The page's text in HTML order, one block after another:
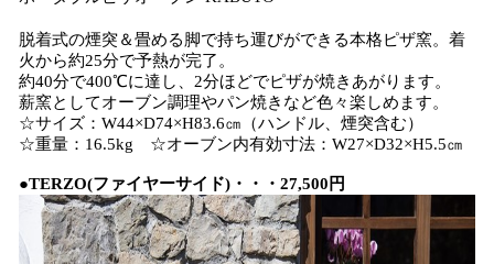
脱着式の煙突＆畳める脚で持ち運びができる本格ピザ窯。着
火から約25分で予熱が完了。
約40分で400℃に達し、2分ほどでピザが焼きあがります。
薪窯としてオーブン調理やパン焼きなど色々楽しめます。
☆サイズ：W44×D74×H83.6㎝（ハンドル、煙突含む）
☆重量：16.5kg ☆オーブン内有効寸法：W27×D32×H5.5㎝
●TERZO(ファイヤーサイド) ・・・27,500円